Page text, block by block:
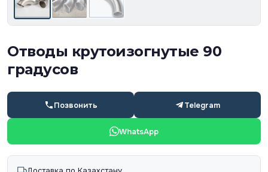
Отводы крутоизогнутые 90
градусов
Позвонить Telegram
WhatsApp